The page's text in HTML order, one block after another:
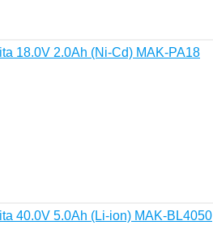
18.0V 2.0Ah (Ni-Cd) MAK-PA18
40.0V 5.0Ah (Li-ion) MAK-BL4050